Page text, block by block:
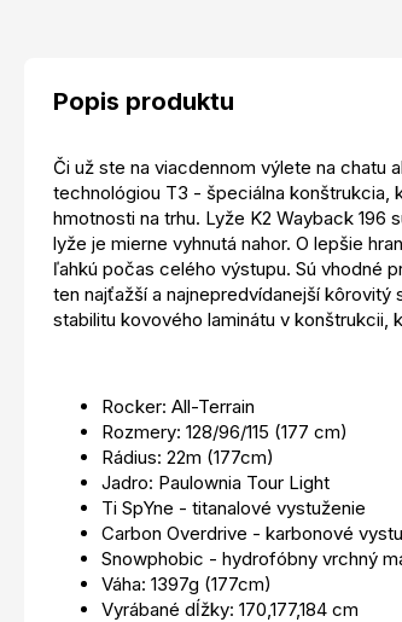
Popis produktu
Či už ste na viacdennom výlete na chatu
technológiou T3 - špeciálna konštrukcia,
hmotnosti na trhu. Lyže K2 Wayback
lyže je mierne vyhnutá nahor. O lepšie
ľahkú počas celého výstupu. Sú vhodné
ten najťažší a najnepredvídanejší
stabilitu kovového laminátu v konštrukcii,
Rocker: All-Terrain
Rozmery: 128/96/115 (177 cm)
Rádius: 22m (177cm)
Jadro: Paulownia Tour Light
Ti SpYne - titanalové vystuženie
Carbon Overdrive - karbonové
Snowphobic - hydrofóbny vrchný
Váha: 1397g (177cm)
Vyrábané dĺžky: 170,177,184 cm